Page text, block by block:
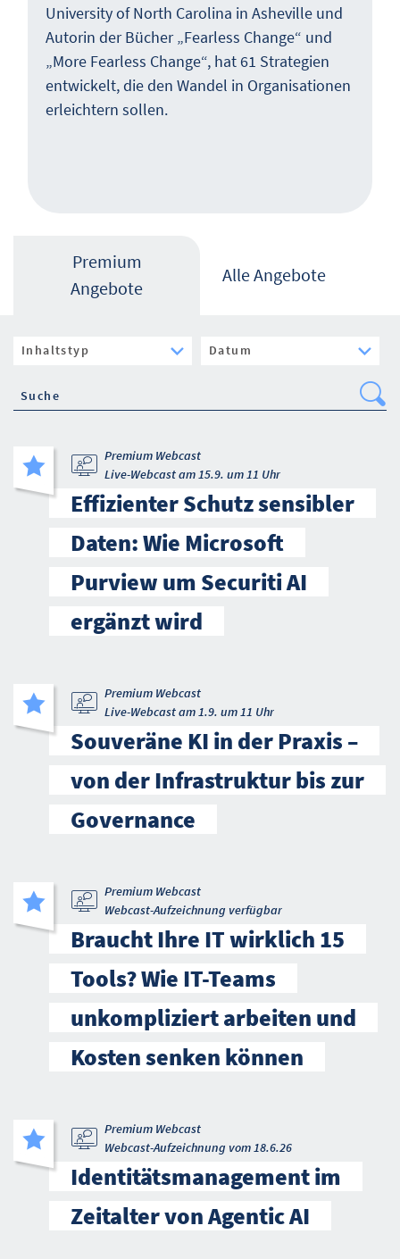
University of North Carolina in Asheville und
Autorin der Bücher „Fearless Change“ und
„More Fearless Change“, hat 61 Strategien
entwickelt, die den Wandel in Organisationen
erleichtern sollen.
Premium
Angebote
Alle Angebote
Premium Webcast
Live-Webcast am 15.9. um 11 Uhr
Effizienter Schutz sensibler
Daten: Wie Microsoft
Purview um Securiti AI
ergänzt wird
Premium Webcast
Live-Webcast am 1.9. um 11 Uhr
Souveräne KI in der Praxis –
von der Infrastruktur bis zur
Governance
Premium Webcast
Webcast-Aufzeichnung verfügbar
Braucht Ihre IT wirklich 15
Tools? Wie IT-Teams
unkompliziert arbeiten und
Kosten senken können
Premium Webcast
Webcast-Aufzeichnung vom 18.6.26
Identitätsmanagement im
Zeitalter von Agentic AI